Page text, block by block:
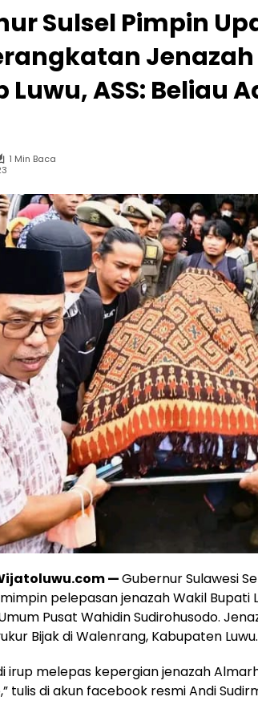
Sulsel Pimpin
Luwu, ASS: Beliau
1 Min Baca
—Gubernur Sulawesi
pelepasan jenazah Wakil Bupati
Pusat Wahidin Sudirohusodo.
Bijak di Walenrang, Kabupaten Luwu.
irup melepas kepergian jenazah
tulis di akun facebook resmi Andi